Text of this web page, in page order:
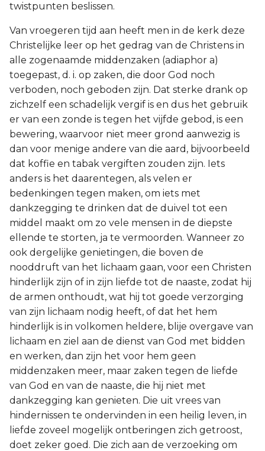
twistpunten beslissen.
Van vroegeren tijd aan heeft men in de kerk deze
Christelijke leer op het gedrag van de Christens in
alle zogenaamde middenzaken (adiaphor a)
toegepast, d. i. op zaken, die door God noch
verboden, noch geboden zijn. Dat sterke drank op
zichzelf een schadelijk vergif is en dus het gebruik
er van een zonde is tegen het vijfde gebod, is een
bewering, waarvoor niet meer grond aanwezig is
dan voor menige andere van die aard, bijvoorbeeld
dat koffie en tabak vergiften zouden zijn. Iets
anders is het daarentegen, als velen er
bedenkingen tegen maken, om iets met
dankzegging te drinken dat de duivel tot een
middel maakt om zo vele mensen in de diepste
ellende te storten, ja te vermoorden. Wanneer zo
ook dergelijke genietingen, die boven de
nooddruft van het lichaam gaan, voor een Christen
hinderlijk zijn of in zijn liefde tot de naaste, zodat hij
de armen onthoudt, wat hij tot goede verzorging
van zijn lichaam nodig heeft, of dat het hem
hinderlijk is in volkomen heldere, blije overgave van
lichaam en ziel aan de dienst van God met bidden
en werken, dan zijn het voor hem geen
middenzaken meer, maar zaken tegen de liefde
van God en van de naaste, die hij niet met
dankzegging kan genieten. Die uit vrees van
hindernissen te ondervinden in een heilig leven, in
liefde zoveel mogelijk ontberingen zich getroost,
doet zeker goed. Die zich aan de verzoeking om